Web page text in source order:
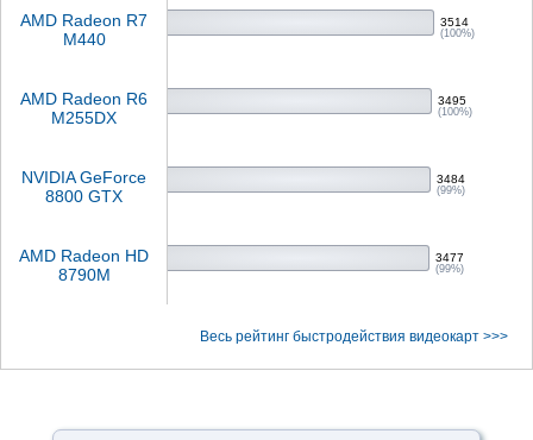
AMD Radeon R7
M440
3514
(100%)
AMD Radeon R6
M255DX
3495
(100%)
NVIDIA GeForce
8800 GTX
3484
(99%)
AMD Radeon HD
8790M
3477
(99%)
Весь рейтинг быстродействия видеокарт >>>